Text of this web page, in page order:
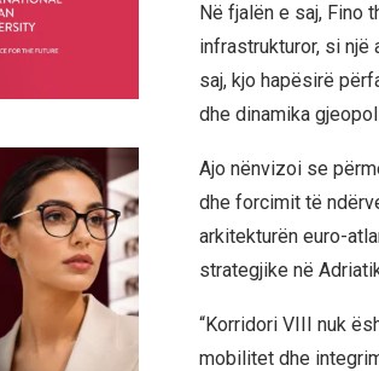
Në fjalën e saj, Fino
infrastrukturor, si
saj, kjo hapësirë
dhe dinamika
Ajo nënvizoi se
dhe forcimit të
arkitekturën euro-
strategjike në
“Korridori VIII nuk
mobilitet dhe